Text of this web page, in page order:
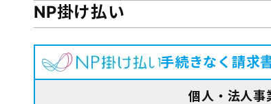
NP掛け払い
手続きなく請求
個人・法人事